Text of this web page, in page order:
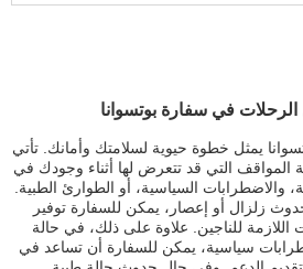
الرحلات في سفارة بوتسوانا
يمثل خطوة حيوية لسلامتك وأمانك. تأتي
المواقف التي قد تتعرض لها أثناء وجودك في
والاضطرابات السياسية، أو الطوارئ الطبية.
زلزال أو إعصار، يمكن للسفارة توفير
اللازمة للناجين. علاوة على ذلك، في حالة
سياسية، يمكن للسفارة أن تساعد في